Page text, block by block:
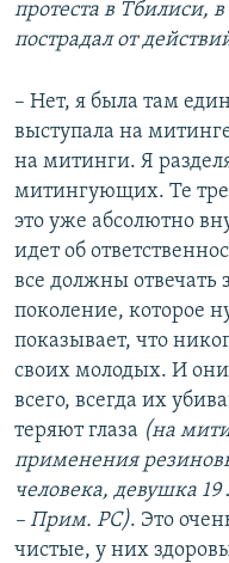
протеста в Тбилиси,
пострадал от
– Нет, я была там
выступала на
на митинги. Я
митингующих. Те
это уже абсолютно
идет об
все должны отвечать
поколение, которое
показывает, что
своих молодых. И они
всего, всегда их
теряют глаза (на
применения
человека, девушка 19
– Прим. РС). Это
чистые, у них